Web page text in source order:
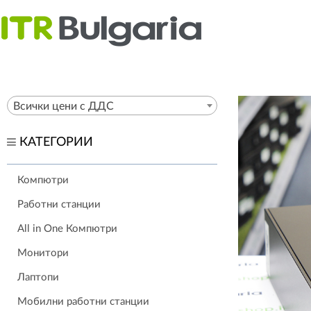
Всички цени с ДДС
КАТЕГОРИИ
Компютри
Работни станции
All in One Компютри
Монитори
Лаптопи
Мобилни работни станции